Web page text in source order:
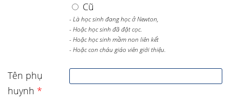
Cũ
- Là học sinh đang học ở Newton,
- Hoặc học sinh đã đặt cọc.
- Hoặc học sinh mầm non liên kết
- Hoặc con cháu giáo viên giới thiệu.
Tên phụ
huynh *